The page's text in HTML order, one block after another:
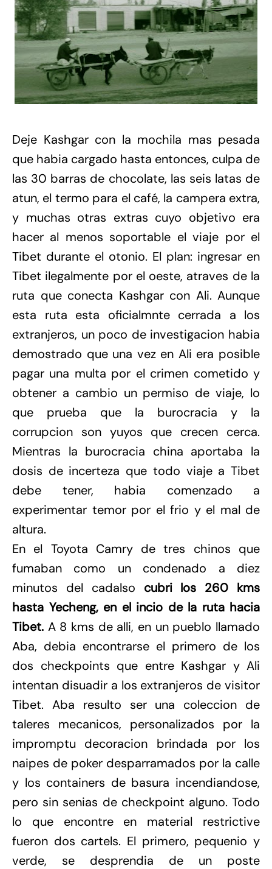
Deje Kashgar con la mochila mas pesada
que habia cargado hasta entonces, culpa de
las 30 barras de chocolate, las seis latas de
atun, el termo para el café, la campera extra,
y muchas otras extras cuyo objetivo era
hacer al menos soportable el viaje por el
Tibet durante el otonio. El plan: ingresar en
Tibet ilegalmente por el oeste, atraves de la
ruta que conecta Kashgar con Ali. Aunque
esta ruta esta oficialmnte cerrada a los
extranjeros, un poco de investigacion habia
demostrado que una vez en Ali era posible
pagar una multa por el crimen cometido y
obtener a cambio un permiso de viaje, lo
que prueba que la burocracia y la
corrupcion son yuyos que crecen cerca.
Mientras la burocracia china aportaba la
dosis de incerteza que todo viaje a Tibet
debe tener, habia comenzado a
experimentar temor por el frio y el mal de
altura.
En el Toyota Camry de tres chinos que
fumaban como un condenado a diez
minutos del cadalso cubri los 260 kms
hasta Yecheng, en el incio de la ruta hacia
Tibet. A 8 kms de alli, en un pueblo llamado
Aba, debia encontrarse el primero de los
dos checkpoints que entre Kashgar y Ali
intentan disuadir a los extranjeros de visitor
Tibet. Aba resulto ser una coleccion de
taleres mecanicos, personalizados por la
impromptu decoracion brindada por los
naipes de poker desparramados por la calle
y los containers de basura incendiandose,
pero sin senias de checkpoint alguno. Todo
lo que encontre en material restrictive
fueron dos cartels. El primero, pequenio y
verde, se desprendia de un poste